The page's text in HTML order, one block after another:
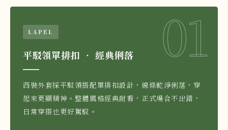
01
LAPEL
平駁領單排扣 ‧ 經典俐落
西裝外套採平駁領搭配單排扣設計，線條乾淨俐落，穿
起來更顯精神。整體風格經典耐看，正式場合不出錯，
日常穿搭也更好駕馭。